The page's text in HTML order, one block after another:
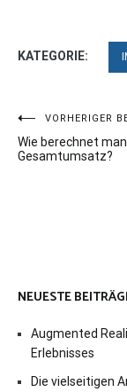
KATEGORIE:
VORHERIGER
Wie berechnet
Gesamtumsatz?
NEUESTE
Augmented
Erlebnisses
Die vielseitigen